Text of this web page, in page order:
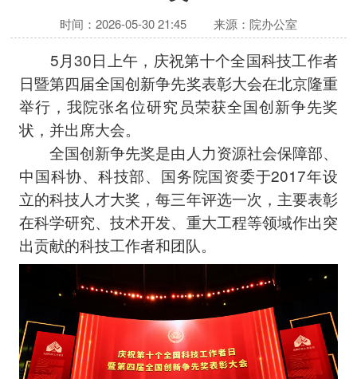
时间：2026-05-30 21:45 来源：院办公室
5月30日上午，庆祝第十个全国科技工作者
日暨第四届全国创新争先奖表彰大会在北京隆重
举行，我院张名位研究员荣获全国创新争先奖
状，并出席大会。
全国创新争先奖是由人力资源社会保障部、
中国科协、科技部、国务院国资委于2017年设
立的科技人才大奖，每三年评选一次，主要表彰
在科学研究、技术开发、重大工程等领域作出突
出贡献的科技工作者和团队。